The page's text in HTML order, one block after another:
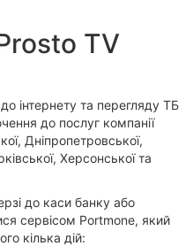
TV
інтернету та перегляду ТБ
до послуг компанії
Дніпропетровської,
Херсонської та
до каси банку або
сервісом Portmone, який
кілька дій: